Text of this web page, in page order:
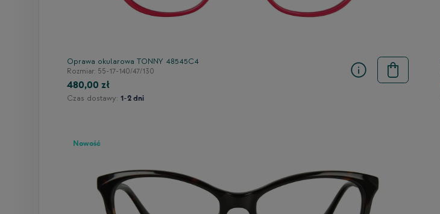
Oprawa okularowa TONNY 48545C4
Rozmiar: 55-17-140/47/130
480,00 zł
Czas dostawy: 1-2 dni
Nowość